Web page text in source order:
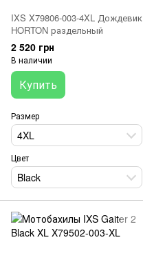
IXS X79806-003-4XL Дождевик
HORTON раздельный
2 520 грн
В наличии
Купить
Размер
4XL
Цвет
Black